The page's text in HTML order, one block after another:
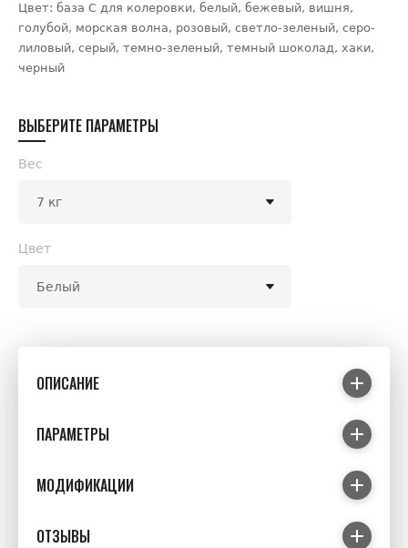
Цвет: база С для колеровки, белый, бежевый, вишня,
голубой, морская волна, розовый, светло-зеленый, серо-
лиловый, серый, темно-зеленый, темный шоколад, хаки,
черный
ВЫБЕРИТЕ ПАРАМЕТРЫ
Вес
Цвет
ОПИСАНИЕ
ПАРАМЕТРЫ
МОДИФИКАЦИИ
ОТЗЫВЫ